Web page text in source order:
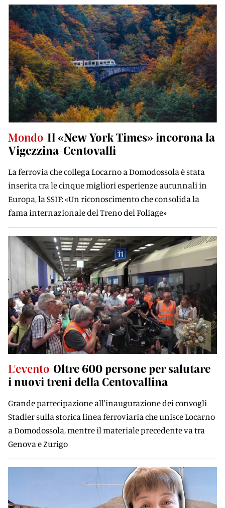
Mondo Il «New York Times» incorona la
Vigezzina-Centovalli
La ferrovia che collega Locarno a Domodossola è stata
inserita tra le cinque migliori esperienze autunnali in
Europa, la SSIF: «Un riconoscimento che consolida la
fama internazionale del Treno del Foliage»
L'evento Oltre 600 persone per salutare
i nuovi treni della Centovallina
Grande partecipazione all'inaugurazione dei convogli
Stadler sulla storica linea ferroviaria che unisce Locarno
a Domodossola, mentre il materiale precedente va tra
Genova e Zurigo